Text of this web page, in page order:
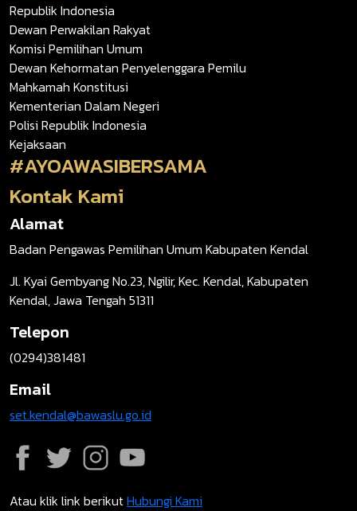
Republik Indonesia
Dewan Perwakilan Rakyat
Komisi Pemilihan Umum
Dewan Kehormatan Penyelenggara Pemilu
Mahkamah Konstitusi
Kementerian Dalam Negeri
Polisi Republik Indonesia
Kejaksaan
#AYOAWASIBERSAMA
Kontak Kami
Alamat
Badan Pengawas Pemilihan Umum Kabupaten Kendal
Jl. Kyai Gembyang No.23, Ngilir, Kec. Kendal, Kabupaten
Kendal, Jawa Tengah 51311
Telepon
(0294)381481
Email
set.kendal@bawaslu.go.id
Atau klik link berikutHubungi Kami